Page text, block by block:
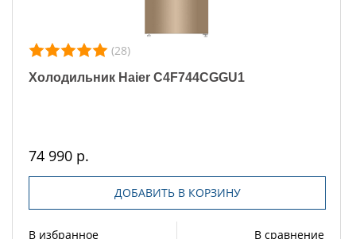
(28)
Холодильник Haier C4F744CGGU1
74 990 р.
ДОБАВИТЬ В КОРЗИНУ
В избранное В сравнение